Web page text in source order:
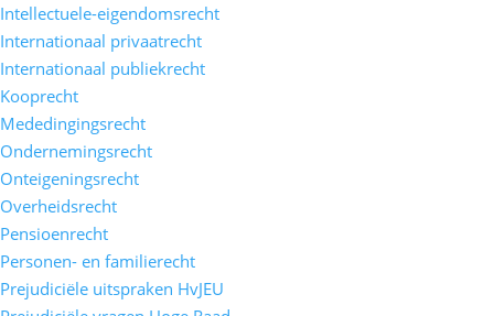
Intellectuele-eigendomsrecht
Internationaal privaatrecht
Internationaal publiekrecht
Kooprecht
Mededingingsrecht
Ondernemingsrecht
Onteigeningsrecht
Overheidsrecht
Pensioenrecht
Personen- en familierecht
Prejudiciële uitspraken HvJEU